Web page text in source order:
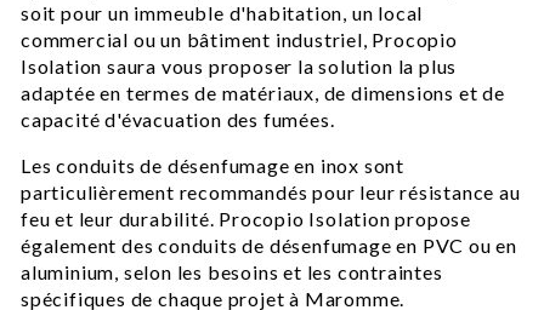
soit pour un immeuble d'habitation, un local
commercial ou un bâtiment industriel, Procopio
Isolation saura vous proposer la solution la plus
adaptée en termes de matériaux, de dimensions et de
capacité d'évacuation des fumées.
Les conduits de désenfumage en inox sont
particulièrement recommandés pour leur résistance au
feu et leur durabilité. Procopio Isolation propose
également des conduits de désenfumage en PVC ou en
aluminium, selon les besoins et les contraintes
spécifiques de chaque projet à Maromme.